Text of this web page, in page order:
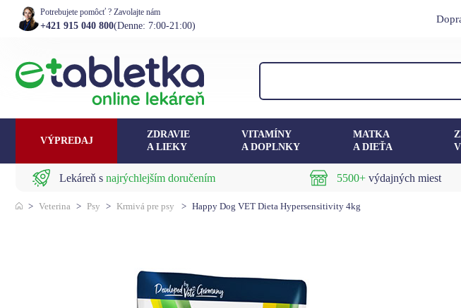
Potrebujete pomôcť ? Zavolajte nám
+421 915 040 800(Denne: 7:00-21:00)
VÝPREDAJ
ZDRAVIE
A LIEKY
VITAMÍNY
A DOPLNKY
MATKA
A DIEŤA
Lekáreň snajrýchlejším doručením 5500+výdajných miest
> Veterina > Psy > Krmivá pre psy > Happy Dog VET Dieta Hypersensitivity 4kg